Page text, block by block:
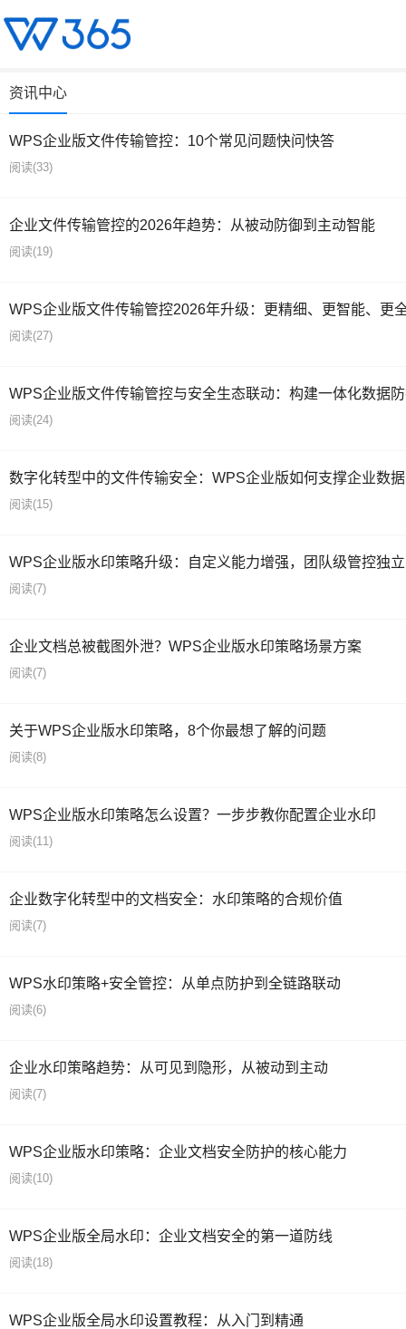
资讯中心
WPS企业版文件传输管控：10个常见问题快问快答
阅读(33)
企业文件传输管控的2026年趋势：从被动防御到主动智能
阅读(19)
WPS企业版文件传输管控2026年升级：更精细、更智能、更
阅读(27)
WPS企业版文件传输管控与安全生态联动：构建一体化数据
阅读(24)
数字化转型中的文件传输安全：WPS企业版如何支撑企业数
阅读(15)
WPS企业版水印策略升级：自定义能力增强，团队级管控独立
阅读(7)
企业文档总被截图外泄？WPS企业版水印策略场景方案
阅读(7)
关于WPS企业版水印策略，8个你最想了解的问题
阅读(8)
WPS企业版水印策略怎么设置？一步步教你配置企业水印
阅读(11)
企业数字化转型中的文档安全：水印策略的合规价值
阅读(7)
WPS水印策略+安全管控：从单点防护到全链路联动
阅读(6)
企业水印策略趋势：从可见到隐形，从被动到主动
阅读(7)
WPS企业版水印策略：企业文档安全防护的核心能力
阅读(10)
WPS企业版全局水印：企业文档安全的第一道防线
阅读(18)
WPS企业版全局水印设置教程：从入门到精通